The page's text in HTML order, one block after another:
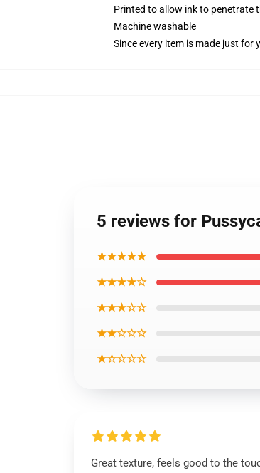
Printed to allow ink to penetrate
Machine washable
Since every item is made just
5 reviews for
★★★★★
★★★★☆
★★★☆☆
★★☆☆☆
★☆☆☆☆
Great texture, feels good to the